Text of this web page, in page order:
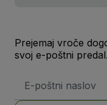
Prejemaj vroče
svoj e-poštni predal.
naslov